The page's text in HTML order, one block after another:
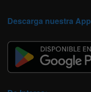
Descarga nuestra App